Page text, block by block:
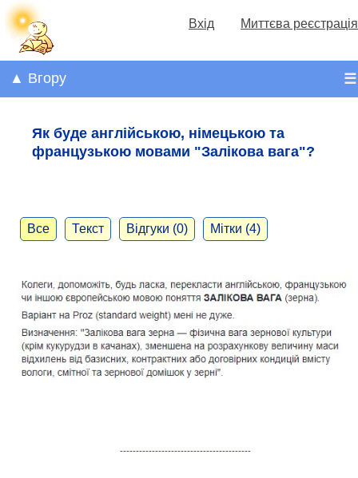
Вхід Миттєва реєстрація
☰
▲ Вгору
Як буде англійською, німецькою та
французькою мовами "Залікова вага"?
Все Текст Відгуки (0) Мітки (4)
-----------------------------------------